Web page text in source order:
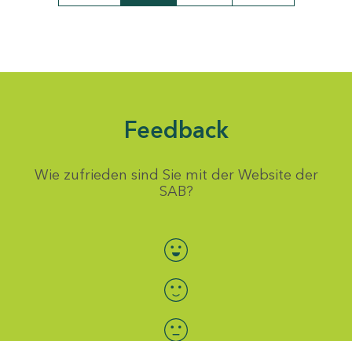
Feedback
Wie zufrieden sind Sie mit der Website der
SAB?
Bewertung auswählen